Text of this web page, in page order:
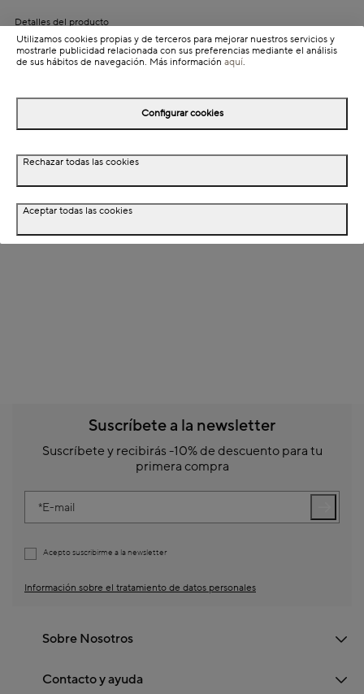
Detalles del producto
Colección: Vic
Detalles del producto
Dimensiones
Suscríbete a la newsletter
Suscríbete y recibirás -10% de descuento para tu
primera compra
E-mail
Acepto suscribirme a la newsletter
Información sobre el tratamiento de datos personales
Sobre Nosotros
Contacto y ayuda
Utilizamos cookies propias y de terceros para mejorar nuestros servicios y
mostrarle publicidad relacionada con sus preferencias mediante el análisis
de sus hábitos de navegación. Más información aquí.
Configurar cookies
Rechazar todas las cookies
Aceptar todas las cookies